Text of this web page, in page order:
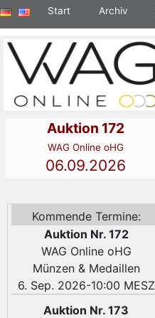
Start Archiv
Auktion 172
WAG Online oHG
06.09.2026
Kommende Termine:
Auktion Nr. 172
WAG Online oHG
Münzen & Medaillen
6. Sep. 2026-10:00 MESZ
Auktion Nr. 173